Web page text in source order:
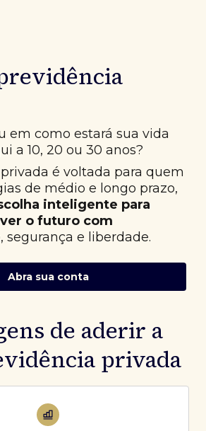
em como estará sua vida
a 10, 20 ou 30 anos?
é voltada para quem
de médio e longo prazo,
inteligente para
o futuro com
, segurança e liberdade.
Abra sua conta
de aderir a
privada